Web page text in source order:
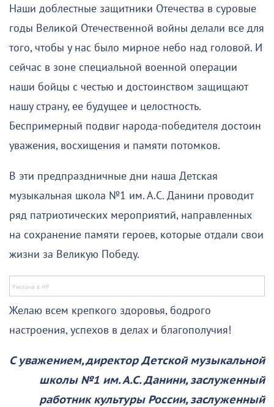
Наши доблестные защитники Отечества в суровые
годы Великой Отечественной войны делали все для
того, чтобы у нас было мирное небо над головой. И
сейчас в зоне специальной военной операции
наши бойцы с честью и достоинством защищают
нашу страну, ее будущее и целостность.
Беспримерный подвиг народа-победителя достоин
уважения, восхищения и памяти потомков.
В эти предпраздничные дни наша Детская
музыкальная школа №1 им. А.С. Данини проводит
ряд патриотических мероприятий, направленных
на сохранение памяти героев, которые отдали свои
жизни за Великую Победу.
Желаю всем крепкого здоровья, бодрого
настроения, успехов в делах и благополучия!
С уважением, директор Детской музыкальной
школы №1 им. А.С. Данини, заслуженный
работник культуры России, заслуженный